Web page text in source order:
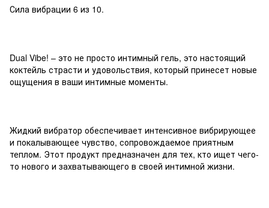
Сила вибрации 6 из 10.
Dual Vibe! – это не просто интимный гель, это настоящий
коктейль страсти и удовольствия, который принесет новые
ощущения в ваши интимные моменты.
Жидкий вибратор обеспечивает интенсивное вибрирующее
и покалывающее чувство, сопровождаемое приятным
теплом. Этот продукт предназначен для тех, кто ищет чего-
то нового и захватывающего в своей интимной жизни.